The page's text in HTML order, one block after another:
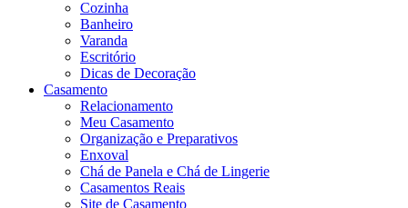
Cozinha
Banheiro
Varanda
Escritório
Dicas de Decoração
Casamento
Relacionamento
Meu Casamento
Organização e Preparativos
Enxoval
Chá de Panela e Chá de Lingerie
Casamentos Reais
Site de Casamento